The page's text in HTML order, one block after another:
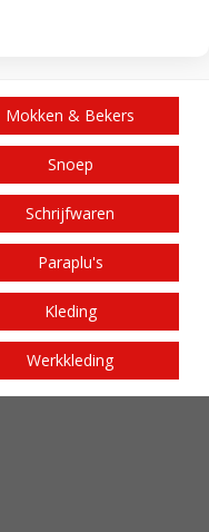
Mokken & Bekers
Snoep
Schrijfwaren
Paraplu's
Kleding
Werkkleding